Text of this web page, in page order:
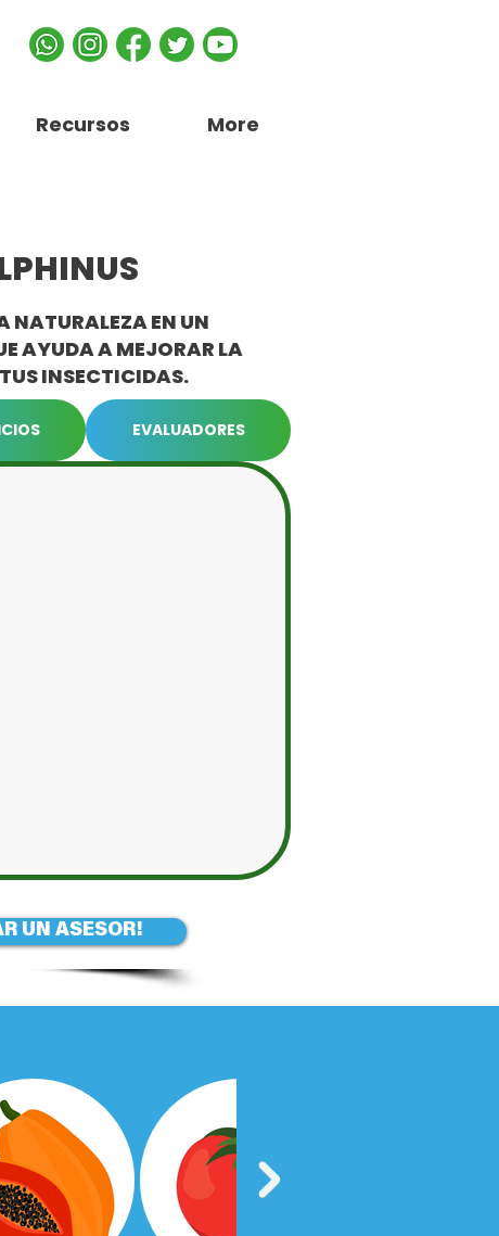
Recursos More
NATURALEZA EN UN
AYUDA A MEJORAR LA
INSECTICIDAS.
EVALUADORES
UN ASESOR!